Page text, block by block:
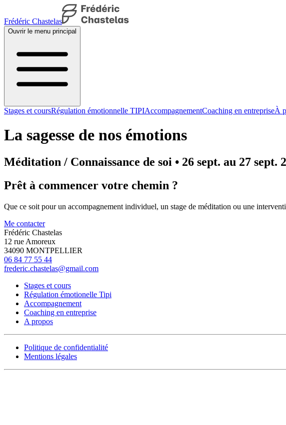
Frédéric Chastelas
Ouvrir le menu principal
Stages et coursRégulation émotionnelle TIPIAccompagnementCoaching en entrepriseÀ
La sagesse de nos émotions
Méditation / Connaissance de soi • 26 sept. au 27 sept.
Prêt à commencer votre chemin ?
Que ce soit pour un accompagnement individuel, un stage de méditation ou une
Me contacter
Frédéric Chastelas
12 rue Amoreux
34090 MONTPELLIER
06 84 77 55 44
frederic.chastelas@gmail.com
Stages et cours
Régulation émotionelle Tipi
Accompagnement
Coaching en entreprise
A propos
Politique de confidentialité
Mentions légales